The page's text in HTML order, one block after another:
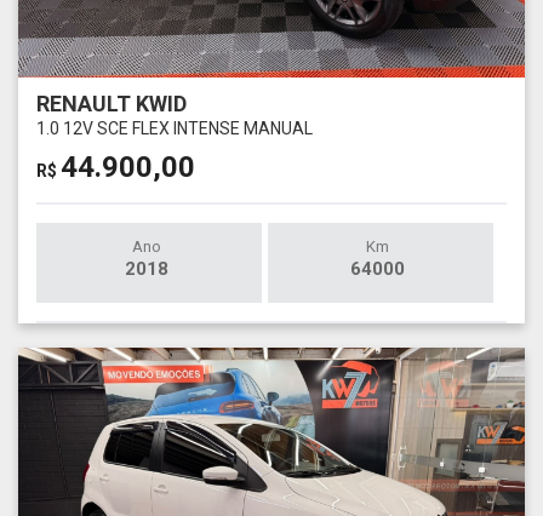
RENAULT KWID
1.0 12V SCE FLEX INTENSE MANUAL
R$ 44.900,00
Ano
2018
Km
64000